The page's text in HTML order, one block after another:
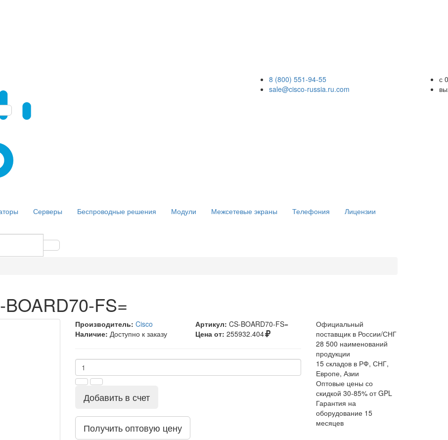
8 (800) 551-94-55
sale@cisco-russia.ru.com
с
Серверы Беспроводные решения Модули Межсетевые экраны Телефония Лицензии
FS=
Производитель: Cisco Артикул: CS-BOARD70-FS=
Наличие: Доступно к заказу Цена от: 255932.404
Добавить в счет
Получить оптовую цену
Официальный
поставщик в России/СНГ
28 500 наименований
продукции
15 складов в РФ, СНГ,
Европе, Азии
Оптовые цены со
скидкой 30-85% от GPL
Гарантия на
оборудование 15
месяцев